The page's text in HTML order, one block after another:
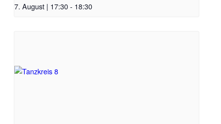
7. August | 17:30- 18:30